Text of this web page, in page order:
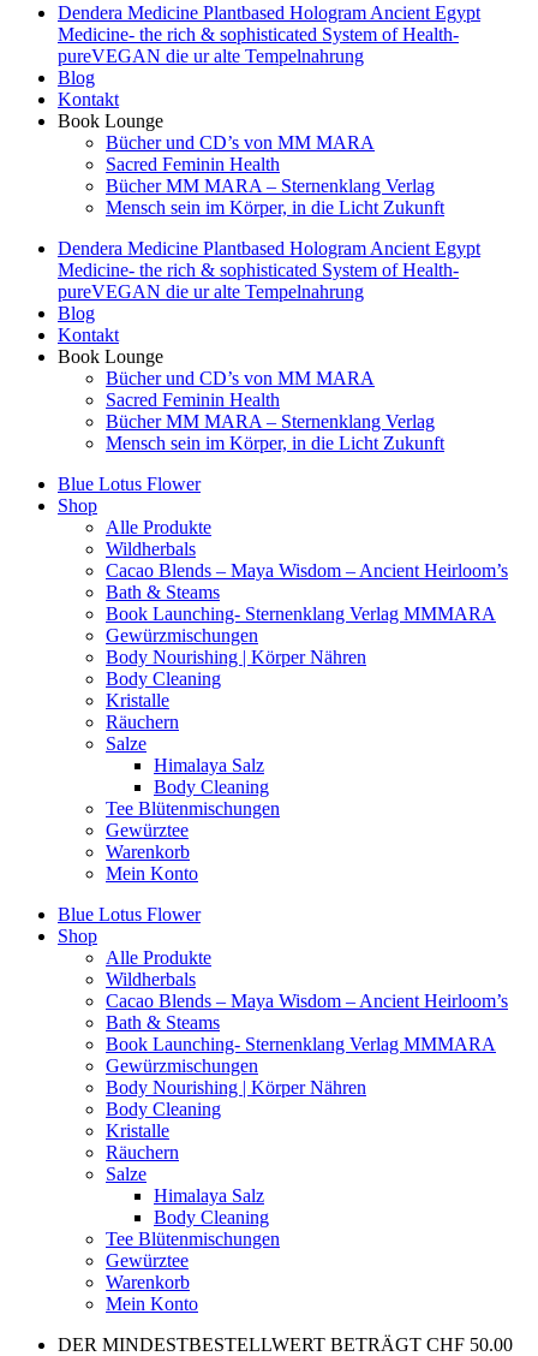
Dendera Medicine Plantbased Hologram Ancient Egypt
Medicine- the rich & sophisticated System of Health-
pureVEGAN die ur alte Tempelnahrung
Blog
Kontakt
Book Lounge
Bücher und CD’s von MM MARA
Sacred Feminin Health
Bücher MM MARA – Sternenklang Verlag
Mensch sein im Körper, in die Licht Zukunft
Dendera Medicine Plantbased Hologram Ancient Egypt
Medicine- the rich & sophisticated System of Health-
pureVEGAN die ur alte Tempelnahrung
Blog
Kontakt
Book Lounge
Bücher und CD’s von MM MARA
Sacred Feminin Health
Bücher MM MARA – Sternenklang Verlag
Mensch sein im Körper, in die Licht Zukunft
Blue Lotus Flower
Shop
Alle Produkte
Wildherbals
Cacao Blends – Maya Wisdom – Ancient Heirloom’s
Bath & Steams
Book Launching- Sternenklang Verlag MMMARA
Gewürzmischungen
Body Nourishing | Körper Nähren
Body Cleaning
Kristalle
Räuchern
Salze
Himalaya Salz
Body Cleaning
Tee Blütenmischungen
Gewürztee
Warenkorb
Mein Konto
Blue Lotus Flower
Shop
Alle Produkte
Wildherbals
Cacao Blends – Maya Wisdom – Ancient Heirloom’s
Bath & Steams
Book Launching- Sternenklang Verlag MMMARA
Gewürzmischungen
Body Nourishing | Körper Nähren
Body Cleaning
Kristalle
Räuchern
Salze
Himalaya Salz
Body Cleaning
Tee Blütenmischungen
Gewürztee
Warenkorb
Mein Konto
DER MINDESTBESTELLWERT BETRÄGT CHF 50.00